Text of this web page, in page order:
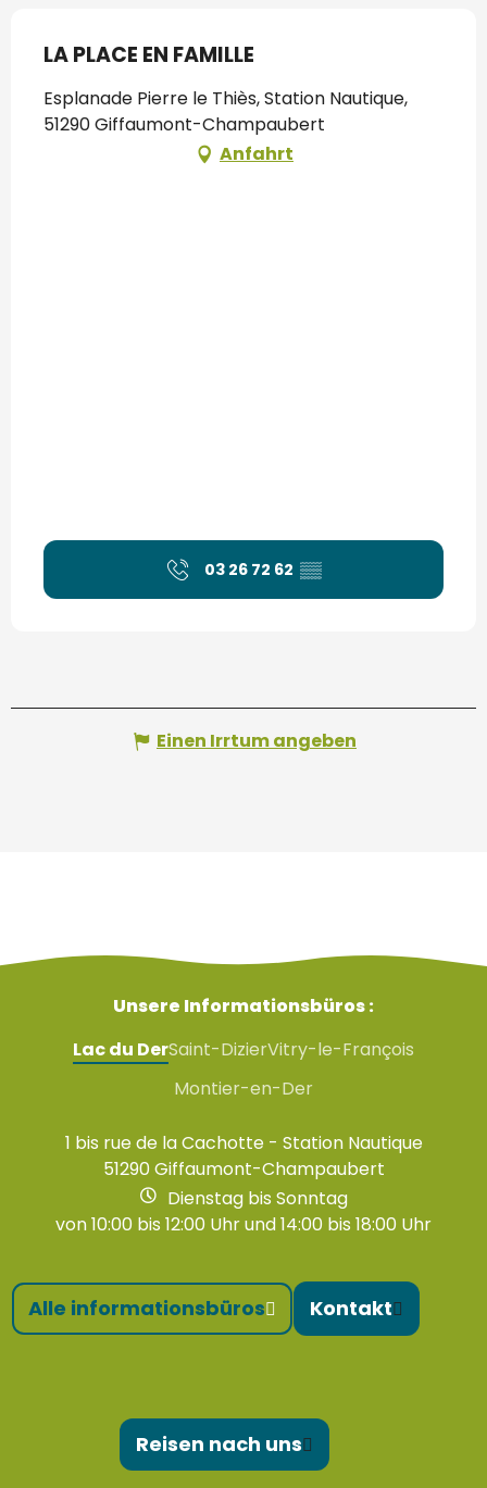
LA PLACE EN FAMILLE
Esplanade Pierre le Thiès, Station Nautique,
51290 Giffaumont-Champaubert
Anfahrt
03 26 72 62 ▒▒
Einen Irrtum angeben
Unsere Informationsbüros :
Lac du DerSaint-DizierVitry-le-François
Montier-en-Der
1 bis rue de la Cachotte - Station Nautique
51290 Giffaumont-Champaubert
Dienstag bis Sonntag
von 10:00 bis 12:00 Uhr und 14:00 bis 18:00 Uhr
Alle informationsbüros Kontakt
Reisen nach uns